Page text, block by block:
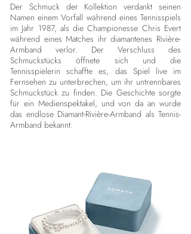
Der Schmuck der Kollektion verdankt seinen
Namen einem Vorfall während eines Tennisspiels
im Jahr 1987, als die Championesse Chris Evert
während eines Matches ihr diamantenes Rivière-
Armband verlor. Der Verschluss des
Schmuckstücks öffnete sich und die
Tennisspielerin schaffte es, das Spiel live im
Fernsehen zu unterbrechen, um ihr untrennbares
Schmuckstück zu finden. Die Geschichte sorgte
für ein Medienspektakel, und von da an wurde
das endlose Diamant-Rivière-Armband als Tennis-
Armband bekannt.